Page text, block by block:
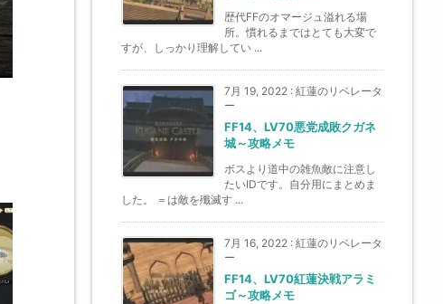
歴代FFのオマージュ溢れる場
所。慣れるまではとても大変で
すが、しっかり理解してい ...
7月 19, 2022 : 紅蓮のリベレータ
ー
FF14、LV70悪党成敗クガネ
城～攻略メモ
ボスより道中の雑魚敵に注意し
たいIDです。自分用にまとめま
した。 ＝は敵を殲滅す ...
7月 16, 2022 : 紅蓮のリベレータ
ー
FF14、LV70紅蓮決戦アラミ
ゴ～攻略メモ